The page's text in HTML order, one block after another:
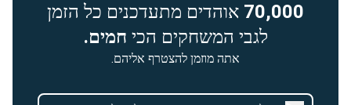
70,000 אוהדים מתעדכנים כל הזמן
לגבי המשחקים הכי חמים.
אתה מוזמן להצטרף אליהם.